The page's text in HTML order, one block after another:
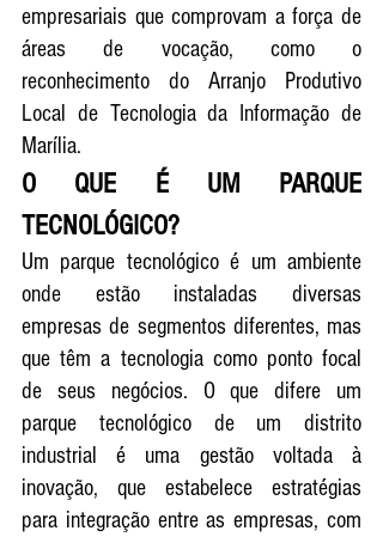
empresariais que comprovam a força de
áreas de vocação, como o
reconhecimento do Arranjo Produtivo
Local de Tecnologia da Informação de
Marília.
O QUE É UM PARQUE
TECNOLÓGICO?
Um parque tecnológico é um ambiente
onde estão instaladas diversas
empresas de segmentos diferentes, mas
que têm a tecnologia como ponto focal
de seus negócios. O que difere um
parque tecnológico de um distrito
industrial é uma gestão voltada à
inovação, que estabelece estratégias
para integração entre as empresas, com